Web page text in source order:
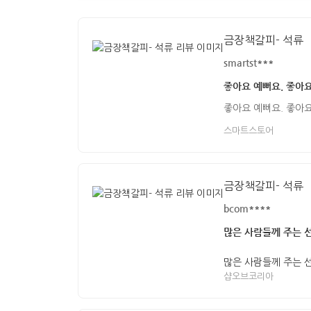
금장책갈피- 석류
smartst***
좋아요 예뻐요. 좋아요
좋아요 예뻐요. 좋아
스마트스토어
금장책갈피- 석류
bcom****
많은 사람들께 주는
많은 사람들께 주는
샵오브코리아